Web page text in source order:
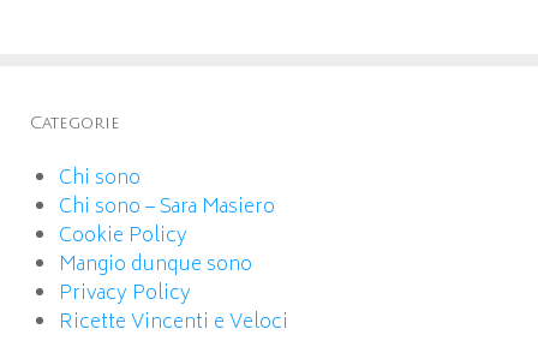
Categorie
Chi sono
Chi sono – Sara Masiero
Cookie Policy
Mangio dunque sono
Privacy Policy
Ricette Vincenti e Veloci